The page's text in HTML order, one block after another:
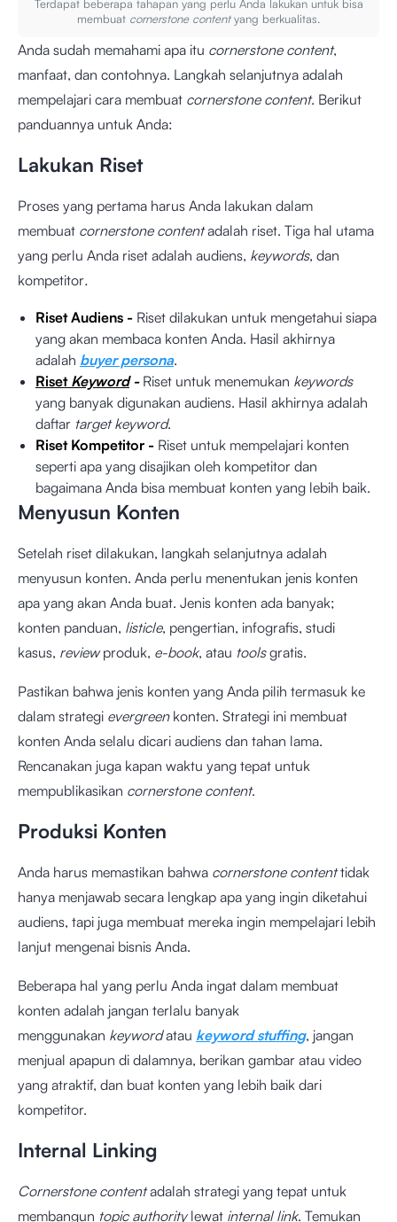
Terdapat beberapa tahapan yang perlu Anda lakukan untuk bisa
membuat cornerstone contentyang berkualitas.
Anda sudah memahami apa itu cornerstone content,
manfaat, dan contohnya. Langkah selanjutnya adalah
mempelajari cara membuat cornerstone content. Berikut
panduannya untuk Anda:
Lakukan Riset
Proses yang pertama harus Anda lakukan dalam
membuat cornerstone contentadalah riset. Tiga hal utama
yang perlu Anda riset adalah audiens, keywords, dan
kompetitor.
Riset Audiens - Riset dilakukan untuk mengetahui siapa
yang akan membaca konten Anda. Hasil akhirnya
adalah buyer persona.
Riset Keyword- Riset untuk menemukan keywords
yang banyak digunakan audiens. Hasil akhirnya adalah
daftar target keyword.
Riset Kompetitor - Riset untuk mempelajari konten
seperti apa yang disajikan oleh kompetitor dan
bagaimana Anda bisa membuat konten yang lebih baik.
Menyusun Konten
Setelah riset dilakukan, langkah selanjutnya adalah
menyusun konten. Anda perlu menentukan jenis konten
apa yang akan Anda buat. Jenis konten ada banyak;
konten panduan, listicle, pengertian, infografis, studi
kasus, reviewproduk, e-book, atau toolsgratis.
Pastikan bahwa jenis konten yang Anda pilih termasuk ke
dalam strategi evergreen konten. Strategi ini membuat
konten Anda selalu dicari audiens dan tahan lama.
Rencanakan juga kapan waktu yang tepat untuk
mempublikasikan cornerstone content.
Produksi Konten
Anda harus memastikan bahwa cornerstone contenttidak
hanya menjawab secara lengkap apa yang ingin diketahui
audiens, tapi juga membuat mereka ingin mempelajari lebih
lanjut mengenai bisnis Anda.
Beberapa hal yang perlu Anda ingat dalam membuat
konten adalah jangan terlalu banyak
menggunakan keywordatau keyword stuffing, jangan
menjual apapun di dalamnya, berikan gambar atau video
yang atraktif, dan buat konten yang lebih baik dari
kompetitor.
Internal Linking
Cornerstone contentadalah strategi yang tepat untuk
membangun topic authoritylewat internal link. Temukan